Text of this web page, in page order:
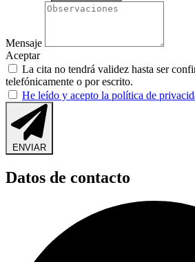
Mensaje
Aceptar
La cita no tendrá validez hasta ser
telefónicamente o por escrito.
He leído y acepto la política de
ENVIAR
Datos de contacto